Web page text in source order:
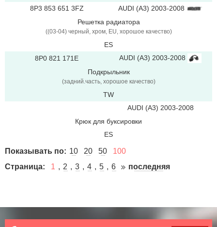
8P3 853 651 3FZ
AUDI (A3) 2003-2008
Решетка радиатора
((03-04) черный, xром, EU, хорошое качество)
ES
8P0 821 171E
AUDI (A3) 2003-2008
Подкрыльник
(задний.часть, хорошое качество)
TW
AUDI (A3) 2003-2008
Крюк для буксировки
ES
Показывать по: 10 20 50
100
Страница:
1 2 3 4 5 6 последняя